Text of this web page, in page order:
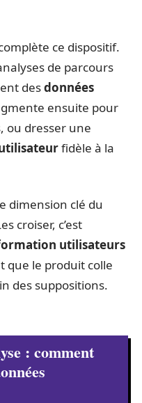
ce dispositif.
de parcours
desdonnées
ensuite pour
ou dresser une
fidèle à la
dimension clé du
croiser, c’est
utilisateurs
que le produit colle
des suppositions.
: comment